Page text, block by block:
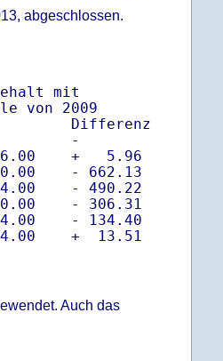
abgeschlossen.
mit
von 2009
Differenz
-
+   5.96
- 662.13
- 490.22
- 306.31
- 134.40
Auch das